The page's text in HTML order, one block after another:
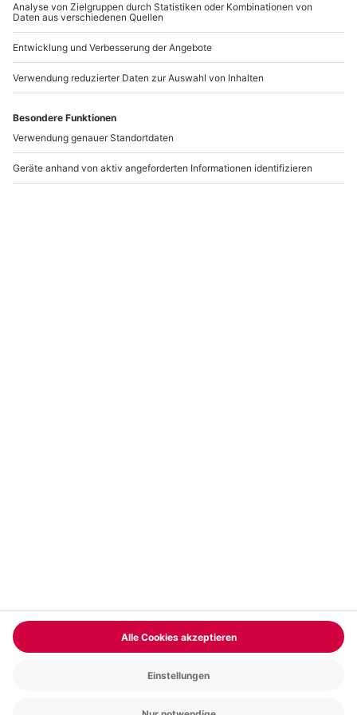
Sportboot
Führerschein
Rheinbach
Rheinbach
1 Person
389,90 CHF
Sportboot
Führerschein
Remangen
Remagen